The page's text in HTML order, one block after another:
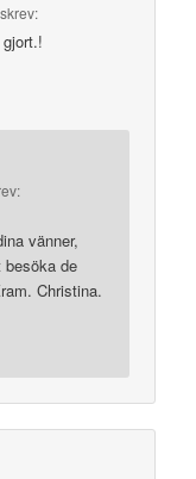
skrev:
vänner,
besöka de
Christina.